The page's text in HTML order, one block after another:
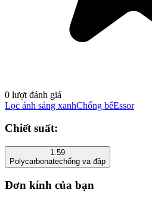
0 lượt đánh giá
Lọc ánh sáng xanhChống bểEssor
Chiết suất:
1.59
Polycarbonatechống va đập
Đơn kính của bạn